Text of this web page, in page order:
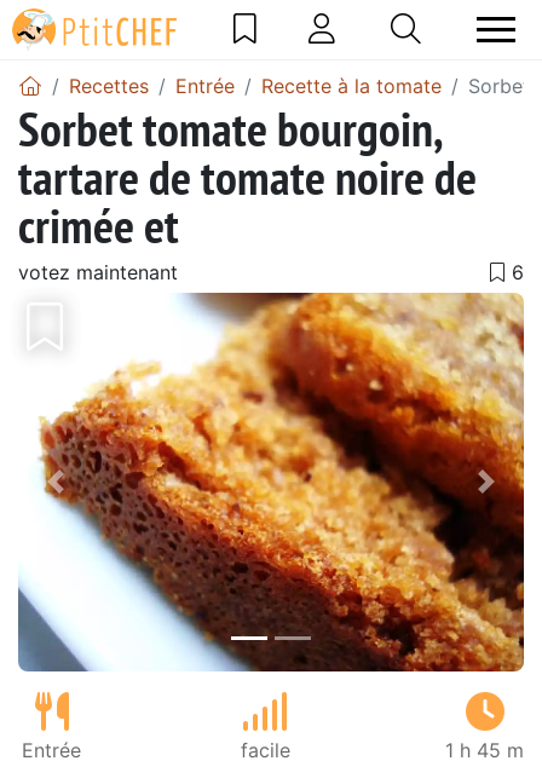
Recettes Entrée Recette à la tomate Sorbet
Sorbet tomate bourgoin,
tartare de tomate noire de
crimée et
votez maintenant
Précédent
Entrée facile 1 h 45 m